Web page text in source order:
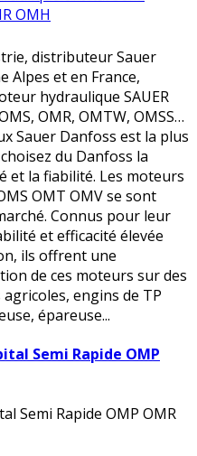
OMH
distributeur Sauer
Alpes et en France,
hydraulique SAUER
OMR, OMTW, OMSS…
Sauer Danfoss est la plus
du Danfoss la
et la fiabilité. Les moteurs
OMT OMV se sont
Connus pour leur
et efficacité élevée
ils offrent une
de ces moteurs sur des
engins de TP
épareuse...
Semi Rapide OMP
Semi Rapide OMP OMR